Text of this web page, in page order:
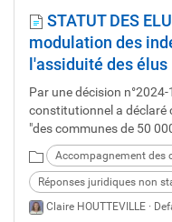
STATUT DES
modulation des
l'assiduité des élus
Par une décision
constitutionnel a déclaré
"des communes de 50
première phrase de
collectivités territoriales,
n°2019-1461 du 27
dans la vie locale et à la
Accompagnement des
Réponses juridiques non
Claire HOUTTEVILLE ·